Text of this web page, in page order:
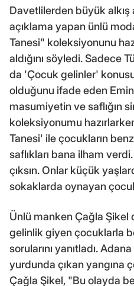
Davetlilerden büyük alkış
açıklama yapan ünlü
Tanesi" koleksiyonunu
aldığını söyledi. Sadece
da 'Çocuk gelinler'
olduğunu ifade eden
masumiyetin ve saflığın
koleksiyonumu
Tanesi' ile çocukların
saflıkları bana ilham
çıksın. Onlar küçük
sokaklarda oynayan
Ünlü manken Çağla Şikel
gelinlik giyen çocuklarla
sorularını yanıtladı.
yurdunda çıkan yangına
Çağla Şikel, "Bu olayda